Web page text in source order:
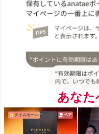
あなた
タイムセール ペア